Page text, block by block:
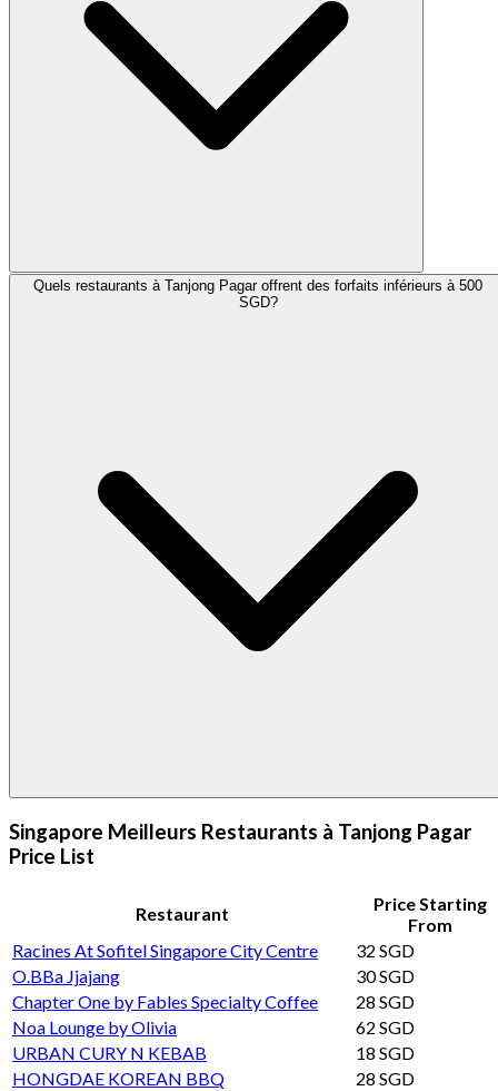
Quels restaurants à Tanjong Pagar offrent des forfaits inférieurs à 500
SGD?
Singapore Meilleurs Restaurants à Tanjong Pagar
Price List
Restaurant
Price Starting
From
Racines At Sofitel Singapore City Centre
32 SGD
O.BBa Jjajang
30 SGD
Chapter One by Fables Specialty Coffee
28 SGD
Noa Lounge by Olivia
62 SGD
URBAN CURY N KEBAB
18 SGD
HONGDAE KOREAN BBQ
28 SGD